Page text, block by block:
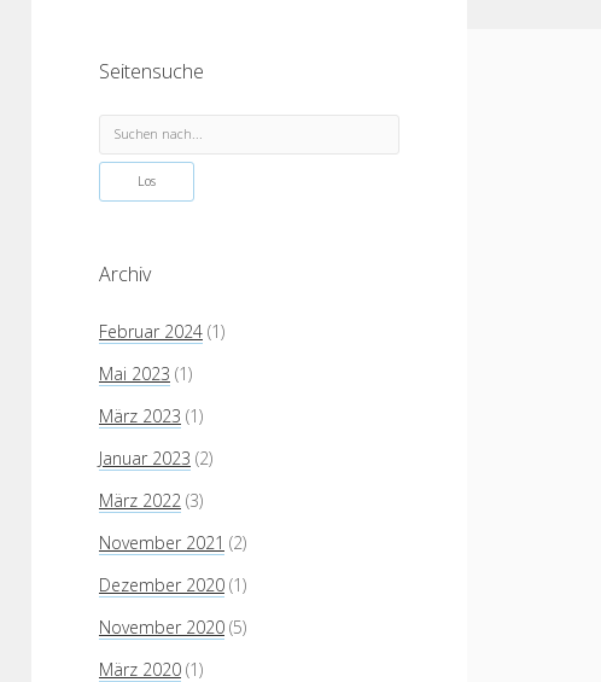
Seitensuche
Suchen
Archiv
Februar 2024 (1)
Mai 2023 (1)
März 2023 (1)
Januar 2023 (2)
März 2022 (3)
November 2021 (2)
Dezember 2020 (1)
November 2020 (5)
März 2020 (1)